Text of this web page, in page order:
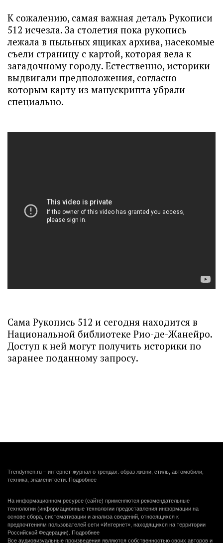
К сожалению, самая важная деталь Рукописи
512 исчезла. За столетия пока рукопись
лежала в пыльных ящиках архива, насекомые
съели страницу с картой, которая вела к
загадочному городу. Естественно, историки
выдвигали предположения, согласно
которым карту из манускрипта убрали
специально.
Сама Рукопись 512 и сегодня находится в
Национальной библиотеке Рио-де-Жанейро.
Доступ к ней могут получить историки по
заранее поданному запросу.
Trendymen.ru – интернет-журнал о трендах: образ жизни, стиль, автомобили,
техника, знаменитости. Подробнее
На информационном ресурсе (сайте) применяются рекомендательные
технологии (информационные технологии предоставления информации на
основе сбора, систематизации и анализа сведений, относящихся к
предпочтениям пользователей сети «Интернет», находящихся на территории
Российской Федерации). Подробнее
Все аудиовизуальные произведения являются собственностью своих авторов и